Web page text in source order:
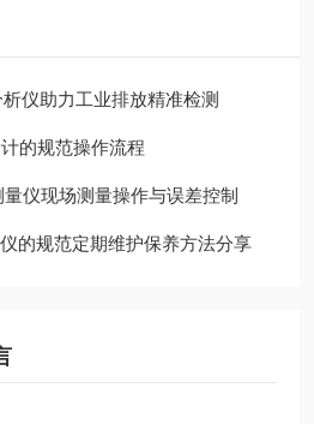
仪助力工业排放精准检测
的规范操作流程
仪现场测量操作与误差控制
的规范定期维护保养方法分享